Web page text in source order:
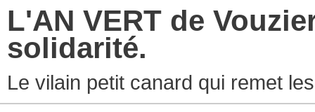
L'AN VERT de
solidarité.
Le vilain petit canard qui remet